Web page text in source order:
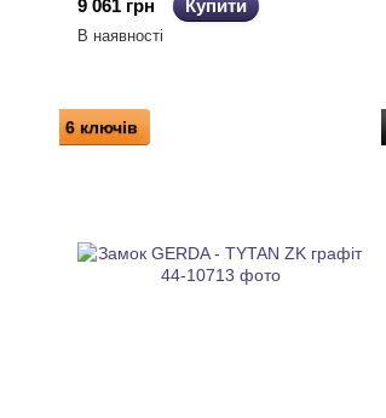
9 061 грн
Купити
В наявності
6 ключів